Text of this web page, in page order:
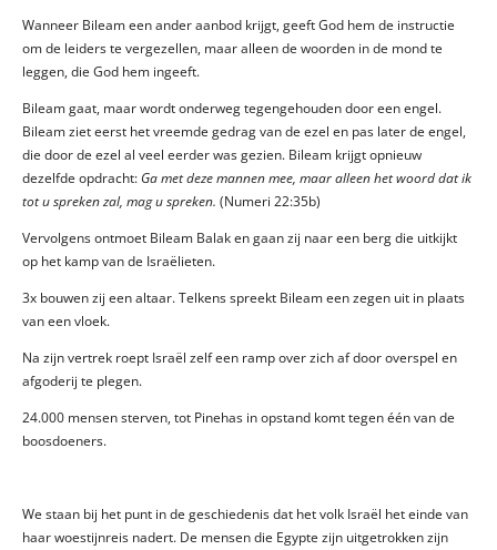
Wanneer Bileam een ander aanbod krijgt, geeft God hem de instructie
om de leiders te vergezellen, maar alleen de woorden in de mond te
leggen, die God hem ingeeft.
Bileam gaat, maar wordt onderweg tegengehouden door een engel.
Bileam ziet eerst het vreemde gedrag van de ezel en pas later de engel,
die door de ezel al veel eerder was gezien. Bileam krijgt opnieuw
dezelfde opdracht: Ga met deze mannen mee, maar alleen het woord dat ik
tot u spreken zal, mag u spreken. (Numeri 22:35b)
Vervolgens ontmoet Bileam Balak en gaan zij naar een berg die uitkijkt
op het kamp van de Israëlieten.
3x bouwen zij een altaar. Telkens spreekt Bileam een zegen uit in plaats
van een vloek.
Na zijn vertrek roept Israël zelf een ramp over zich af door overspel en
afgoderij te plegen.
24.000 mensen sterven, tot Pinehas in opstand komt tegen één van de
boosdoeners.
We staan bij het punt in de geschiedenis dat het volk Israël het einde van
haar woestijnreis nadert. De mensen die Egypte zijn uitgetrokken zijn